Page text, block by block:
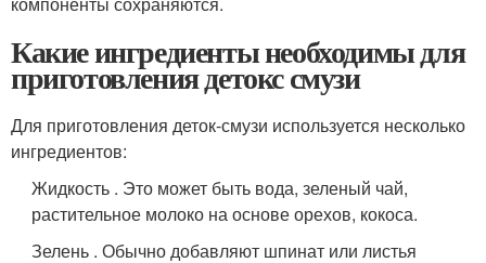
Какие ингредиенты необходимы для
приготовления детокс смузи
Для приготовления деток-смузи используется несколько
ингредиентов:
Жидкость . Это может быть вода, зеленый чай,
растительное молоко на основе орехов, кокоса.
Зелень . Обычно добавляют шпинат или листья